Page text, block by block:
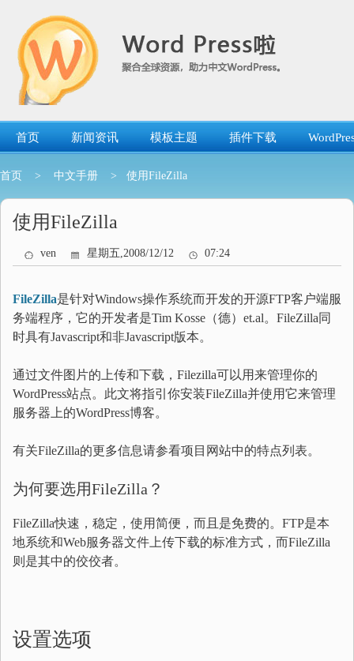
首页 新闻资讯 模板主题 插件下载
首页 > 中文手册 > 使用FileZilla
使用FileZilla
ven 星期五,2008/12/12 07:24
FileZilla是针对Windows操作系统而开发的开源FTP客户端服
务端程序，它的开发者是Tim Kosse（德）et.al。FileZilla同
时具有Javascript和非Javascript版本。
通过文件图片的上传和下载，Filezilla可以用来管理你的
WordPress站点。此文将指引你安装FileZilla并使用它来管理
服务器上的WordPress博客。
有关FileZilla的更多信息请参看项目网站中的特点列表。
为何要选用FileZilla？
FileZilla快速，稳定，使用简便，而且是免费的。FTP是本
地系统和Web服务器文件上传下载的标准方式，而FileZilla
则是其中的佼佼者。
设置选项